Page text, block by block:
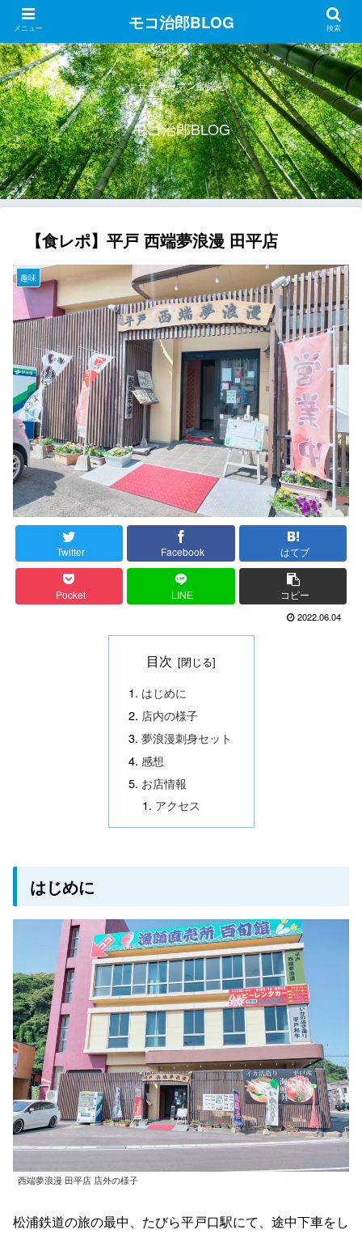
サラリーマン奮闘記
モコ治郎BLOG
【食レポ】平戸 西端夢浪漫 田平店
趣味
Twitter Facebook はてブ
Pocket LINE コピー
2022.06.04
目次
はじめに
店内の様子
夢浪漫刺身セット
感想
お店情報
アクセス
はじめに
西端夢浪漫 田平店 店外の様子
松浦鉄道の旅の最中、たびら平戸口駅にて、途中下車をし
メニュー モコ治郎BLOG 検索